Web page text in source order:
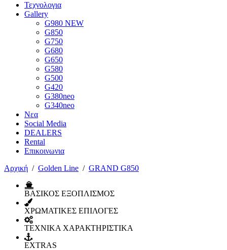
Τεχνολογια
Gallery
G980 NEW
G850
G750
G680
G650
G580
G500
G420
G380neo
G340neo
Νεα
Social Media
DEALERS
Rental
Επικοινωνια
Αρχική / Golden Line / GRAND G850
ΒΑΣΙΚΟΣ ΕΞΟΠΛΙΣΜΟΣ
ΧΡΩΜΑΤΙΚΕΣ ΕΠΙΛΟΓΕΣ
ΤΕΧΝΙΚΑ ΧΑΡΑΚΤΗΡΙΣΤΙΚΑ
EXTRAS